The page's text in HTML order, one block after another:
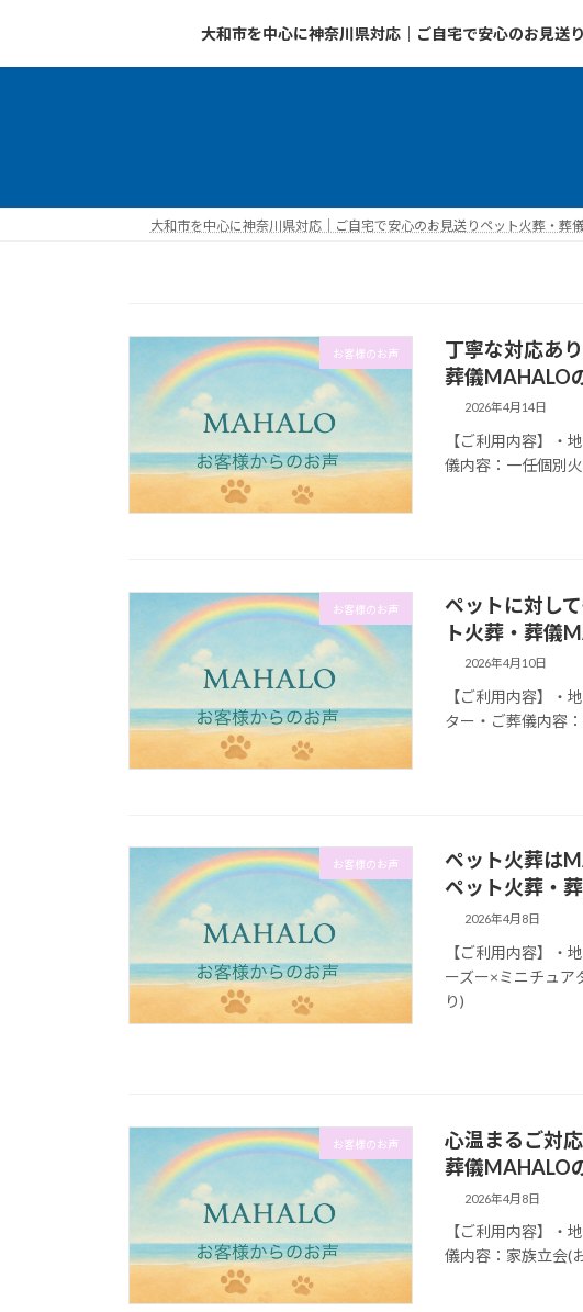
テ
ゲ
大和市を中心に神奈川県対応｜ご自宅で安心のお見送
大和市を中心に神奈川県対応｜ご自宅で安心のお見送りペット火葬・葬
お客様のお声
丁寧な対応あ
葬儀MAHALO
2026年4月14日
【ご利用内容】・
儀内容：一任個別
お客様のお声
ペットに対し
ト火葬・葬儀
2026年4月10日
【ご利用内容】・
ター・ご葬儀内容
お客様のお声
ペット火葬は
ペット火葬・
2026年4月8日
【ご利用内容】・
ーズー×ミニチュア
り)
お客様のお声
心温まるご対
葬儀MAHALO
2026年4月8日
【ご利用内容】・
儀内容：家族立会(